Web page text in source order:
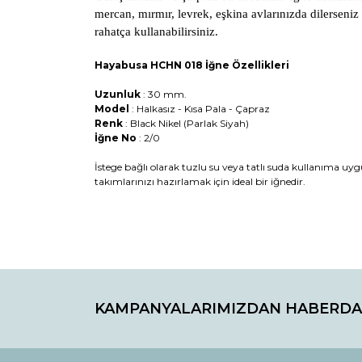
mercan, mırmır, levrek, eşkina avlarınızda
rahatça kullanabilirsiniz.
Hayabusa HCHN 018 İğne Özellikleri
Uzunluk : 30 mm.
Model : Halkasız - Kısa Pala - Çapraz
Renk : Black Nikel (Parlak Siyah)
İğne No : 2/0
İstege bağlı olarak tuzlu su veya tatlı suda kullanıma
takımlarınızı hazırlamak için ideal bir iğnedir.
Görüş ve önerileriniz için teşekkür ederiz.
Ürün resmi kalitesiz, bozuk veya
KAMPANYALARIMIZDAN